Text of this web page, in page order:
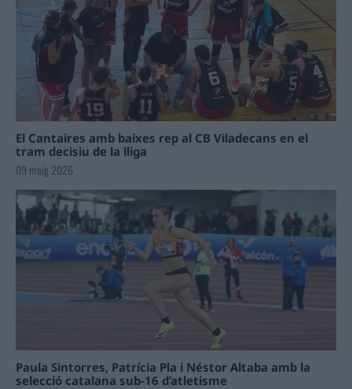
El Cantaires amb baixes rep al CB Viladecans en el
tram decisiu de la lliga
09 maig 2026
Paula Sintorres, Patrícia Pla i Néstor Altaba amb la
selecció catalana sub-16 d’atletisme